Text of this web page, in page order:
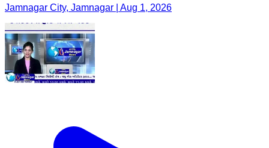
Jamnagar City, Jamnagar | Aug 1, 2026